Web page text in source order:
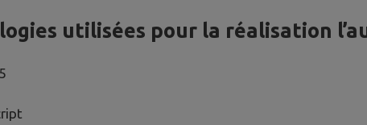
utilisées pour la réalisation